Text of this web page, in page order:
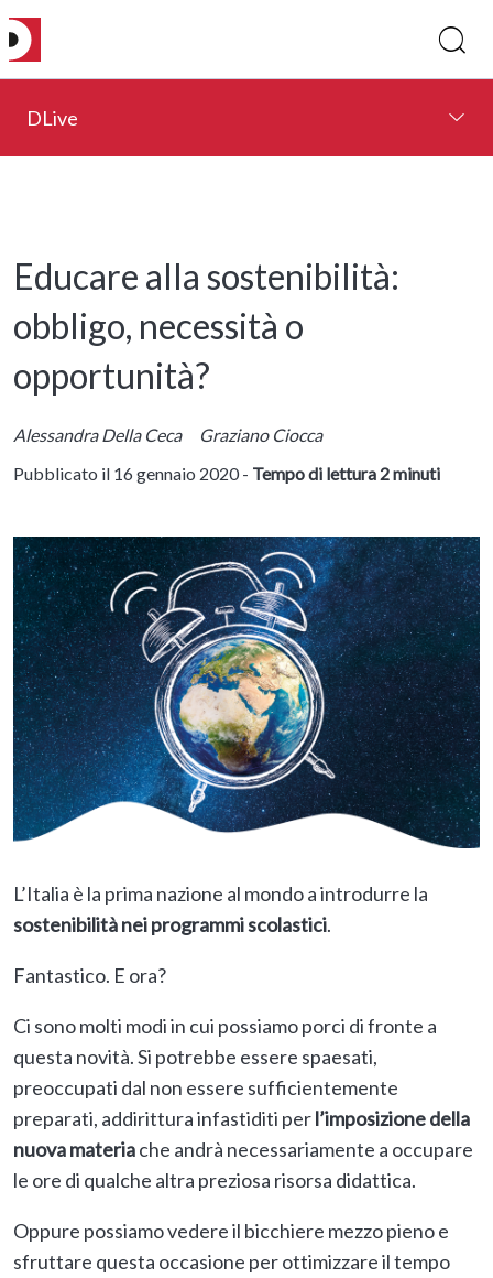
DLive
Educare alla sostenibilità:
obbligo, necessità o
opportunità?
Graziano Ciocca
Alessandra Della Ceca
Pubblicato il 16 gennaio 2020 - Tempo di lettura 2 minuti
L’Italia è la prima nazione al mondo a introdurre la
sostenibilità nei programmi scolastici.
Fantastico. E ora?
Ci sono molti modi in cui possiamo porci di fronte a
questa novità. Si potrebbe essere spaesati,
preoccupati dal non essere sufficientemente
preparati, addirittura infastiditi perl’imposizione della
nuova materiache andrà necessariamente a occupare
le ore di qualche altra preziosa risorsa didattica.
Oppure possiamo vedere il bicchiere mezzo pieno e
sfruttare questa occasione per ottimizzare il tempo